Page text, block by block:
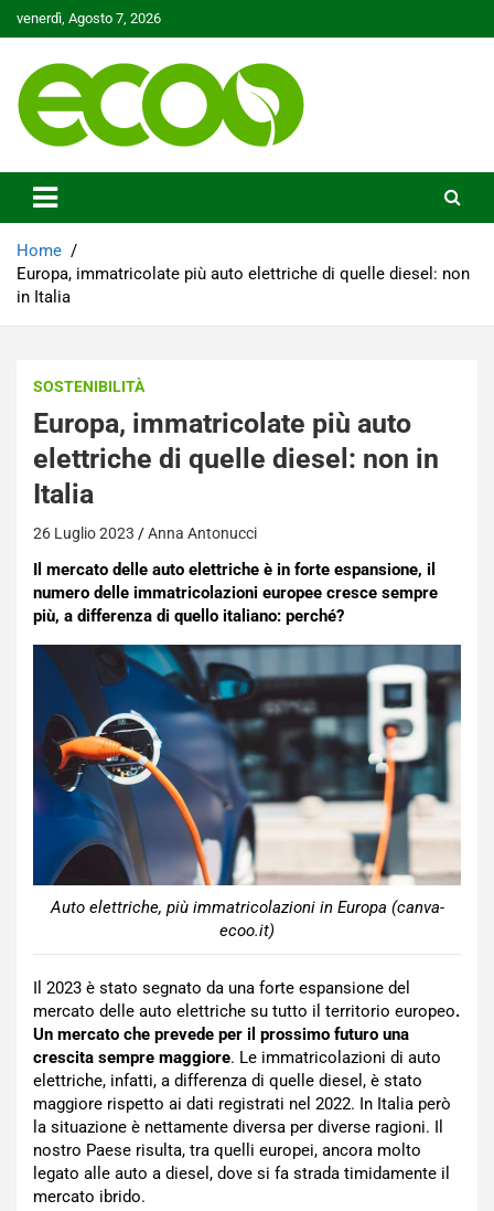
to
venerdì, Agosto 7, 2026
Ecoo.it
Home
Europa, immatricolate più auto elettriche di quelle diesel: non
in Italia
SOSTENIBILITÀ
Europa, immatricolate più auto
elettriche di quelle diesel: non in
Italia
26 Luglio 2023 Anna Antonucci
Il mercato delle auto elettriche è in forte espansione, il
numero delle immatricolazioni europee cresce sempre
più, a differenza di quello italiano: perché?
Auto elettriche, più immatricolazioni in Europa (canva-
ecoo.it)
Il 2023 è stato segnato da una forte espansione del
mercato delle auto elettriche su tutto il territorio europeo.
Un mercato che prevede per il prossimo futuro una
crescita sempre maggiore. Le immatricolazioni di auto
elettriche, infatti, a differenza di quelle diesel, è stato
maggiore rispetto ai dati registrati nel 2022. In Italia però
la situazione è nettamente diversa per diverse ragioni. Il
nostro Paese risulta, tra quelli europei, ancora molto
legato alle auto a diesel, dove si fa strada timidamente il
mercato ibrido.